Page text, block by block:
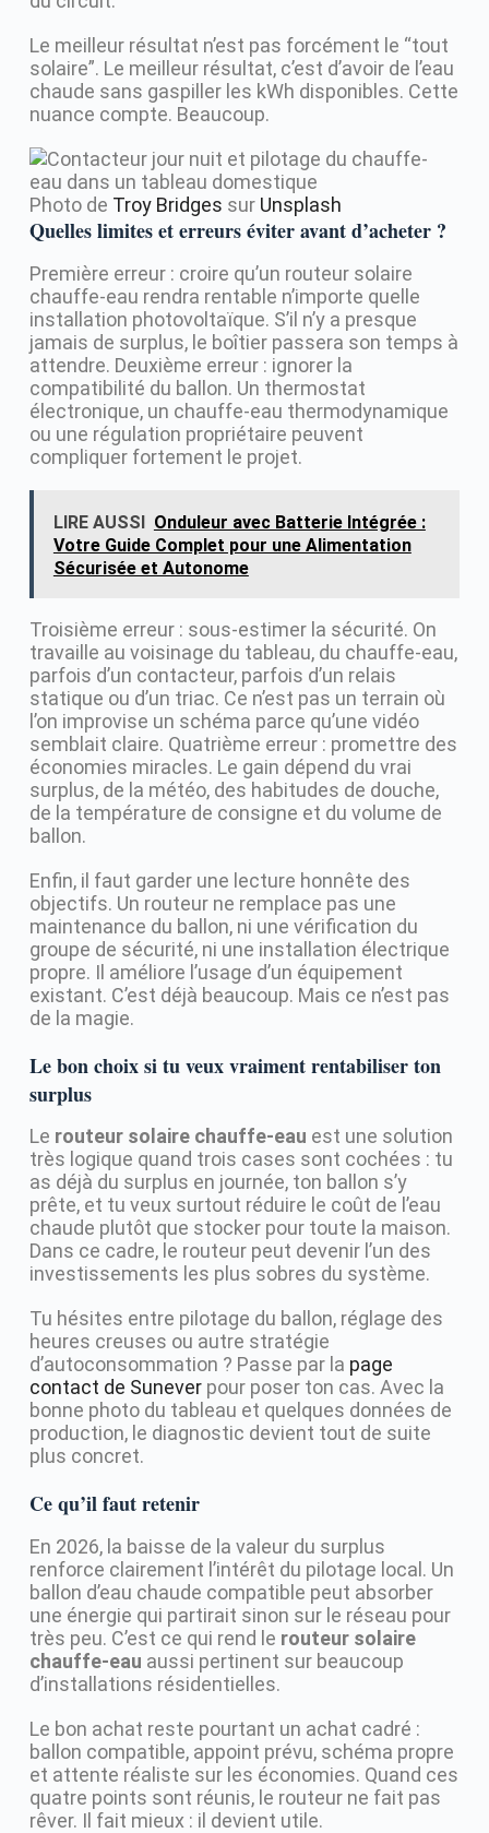
Le meilleur résultat n’est pas forcément le “tout
solaire”. Le meilleur résultat, c’est d’avoir de l’eau
chaude sans gaspiller les kWh disponibles. Cette
nuance compte. Beaucoup.
Photo de Troy Bridges sur Unsplash
Quelles limites et erreurs éviter avant d’acheter ?
Première erreur : croire qu’un routeur solaire
chauffe-eau rendra rentable n’importe quelle
installation photovoltaïque. S’il n’y a presque
jamais de surplus, le boîtier passera son temps à
attendre. Deuxième erreur : ignorer la
compatibilité du ballon. Un thermostat
électronique, un chauffe-eau thermodynamique
ou une régulation propriétaire peuvent
compliquer fortement le projet.
LIRE AUSSI Onduleur avec Batterie Intégrée :
Votre Guide Complet pour une Alimentation
Sécurisée et Autonome
Troisième erreur : sous-estimer la sécurité. On
travaille au voisinage du tableau, du chauffe-eau,
parfois d’un contacteur, parfois d’un relais
statique ou d’un triac. Ce n’est pas un terrain où
l’on improvise un schéma parce qu’une vidéo
semblait claire. Quatrième erreur : promettre des
économies miracles. Le gain dépend du vrai
surplus, de la météo, des habitudes de douche,
de la température de consigne et du volume de
ballon.
Enfin, il faut garder une lecture honnête des
objectifs. Un routeur ne remplace pas une
maintenance du ballon, ni une vérification du
groupe de sécurité, ni une installation électrique
propre. Il améliore l’usage d’un équipement
existant. C’est déjà beaucoup. Mais ce n’est pas
de la magie.
Le bon choix si tu veux vraiment rentabiliser ton
surplus
Le routeur solaire chauffe-eau est une solution
très logique quand trois cases sont cochées : tu
as déjà du surplus en journée, ton ballon s’y
prête, et tu veux surtout réduire le coût de l’eau
chaude plutôt que stocker pour toute la maison.
Dans ce cadre, le routeur peut devenir l’un des
investissements les plus sobres du système.
Tu hésites entre pilotage du ballon, réglage des
heures creuses ou autre stratégie
d’autoconsommation ? Passe par la page
contact de Suneverpour poser ton cas. Avec la
bonne photo du tableau et quelques données de
production, le diagnostic devient tout de suite
plus concret.
Ce qu’il faut retenir
En 2026, la baisse de la valeur du surplus
renforce clairement l’intérêt du pilotage local. Un
ballon d’eau chaude compatible peut absorber
une énergie qui partirait sinon sur le réseau pour
très peu. C’est ce qui rend le routeur solaire
chauffe-eau aussi pertinent sur beaucoup
d’installations résidentielles.
Le bon achat reste pourtant un achat cadré :
ballon compatible, appoint prévu, schéma propre
et attente réaliste sur les économies. Quand ces
quatre points sont réunis, le routeur ne fait pas
rêver. Il fait mieux : il devient utile.